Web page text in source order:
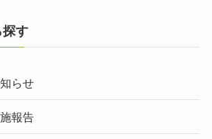
探す
らせ
報告